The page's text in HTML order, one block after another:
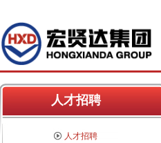
人才招聘
人才招聘